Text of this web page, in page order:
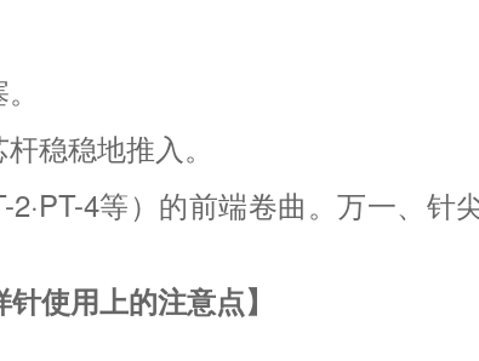
稳稳地推入。
4等）的前端卷曲。万一、针
针使用上的注意点】